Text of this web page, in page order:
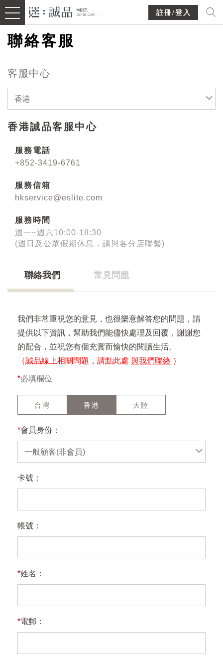
註冊/登入
聯絡客服
客服中心
香港
香港誠品客服中心
服務電話
+852-3419-6761
服務信箱
hkservice@eslite.com
服務時間
週一~週六10:00-18:30
(週日及公眾假期休息，請與各分店聯繫)
聯絡我們 常見問題
我們非常重視您的意見，也很樂意解答您的問題，請
提供以下資訊，幫助我們能儘快處理及回覆，謝謝您
的配合，並祝您有個充實而愉快的閱讀生活。
（誠品線上相關問題，請點此處 與我們聯絡 ）
*必填欄位
台灣 香港 大陸
*會員身份：
一般顧客(非會員)
卡號：
帳號：
*姓名：
*電郵：